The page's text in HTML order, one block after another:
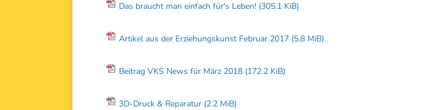
Das braucht man einfach für's Leben! (305.1 KiB)
Artikel aus der Erziehungskunst Februar 2017 (5.8 MiB)
Beitrag VKS News für März 2018 (172.2 KiB)
3D-Druck & Reparatur (2.2 MiB)